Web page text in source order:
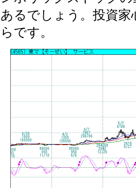
あるでしょう。投資
らです。